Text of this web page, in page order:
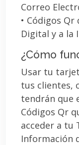
Correo
• Códigos
Digital y a la
¿Cómo
Usar tu
tus clientes,
tendrán que
Códigos Qr
acceder a tu
Información